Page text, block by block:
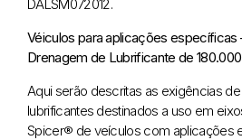
DALSM072012.
Véiculos para aplicações específicas
Drenagem de Lubrificante de
Aqui serão descritas as exigências
lubrificantes destinados a uso em
Spicer® de veículos com aplicações